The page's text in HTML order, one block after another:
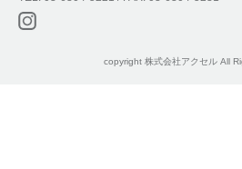
copyright 株式会社アクセル All